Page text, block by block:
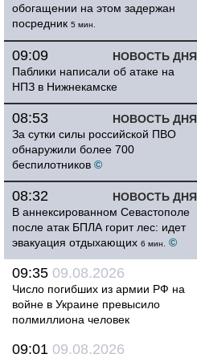
обогащении на этом задержан
посредник 5 мин.
НОВОСТЬ ДНЯ
09:09
Паблики написали об атаке на
НПЗ в Нижнекамске
НОВОСТЬ ДНЯ
08:53
За сутки силы российской ПВО
обнаружили более 700
беспилотников ©
НОВОСТЬ ДНЯ
08:32
В аннексированном Севастополе
после атак БПЛА горит лес: идет
эвакуация отдыхающих 6 мин. ©
09:35 09.08.2026
Число погибших из армии РФ на
войне в Украине превысило
полмиллиона человек
09:01 09.08.2026